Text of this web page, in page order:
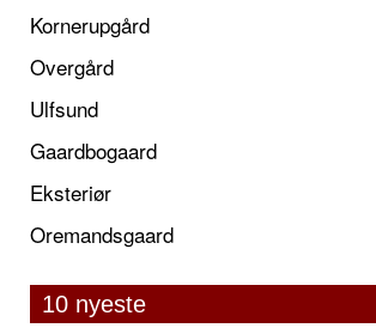
Kornerupgård
Overgård
Ulfsund
Gaardbogaard
Eksteriør
Oremandsgaard
10 nyeste